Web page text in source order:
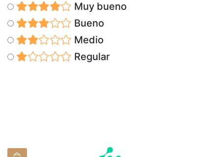
Muy bueno
Bueno
Medio
Regular